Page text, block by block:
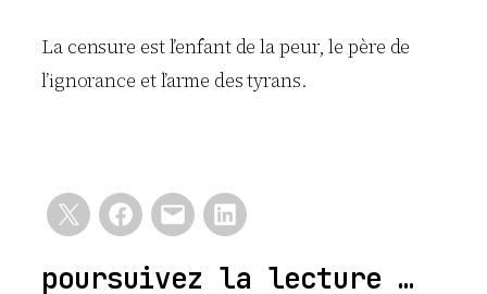
La censure est l’enfant de la peur, le père de
l’ignorance et l’arme des tyrans.
poursuivez la lecture …